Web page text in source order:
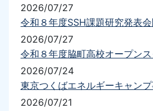
2026/07/27
令和８年度SSH課題研究発表
2026/07/27
令和８年度脇町高校オープン
2026/07/24
東京つくばエネルギーキャン
2026/07/21